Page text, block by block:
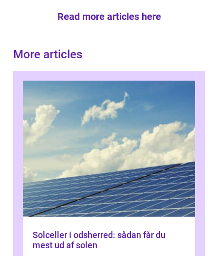
Read more articles here
More articles
Solceller i odsherred: sådan får du
mest ud af solen